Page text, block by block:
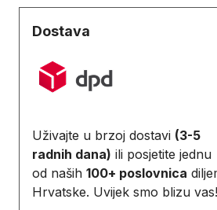
Dostava
Uživajte u brzoj dostavi (3-5
radnih dana) ili posjetite jednu
od naših 100+ poslovnica
Hrvatske. Uvijek smo blizu vas!